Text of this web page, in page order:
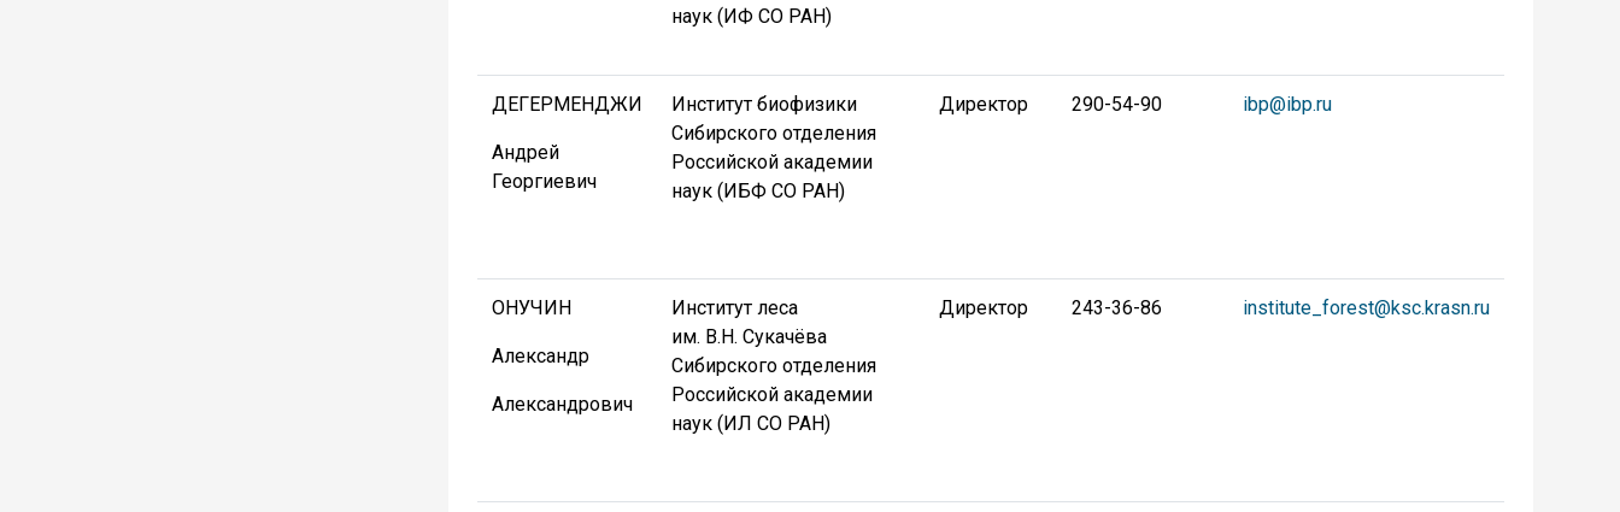
наук (ИФ СО РАН)
ДЕГЕРМЕНДЖИ
Андрей
Георгиевич
Институт биофизики
Сибирского отделения
Российской академии
наук (ИБФ СО РАН)
Директор 290-54-90 ibp@ibp.ru
ОНУЧИН
Александр
Александрович
Институт леса
им. В.Н. Сукачёва
Сибирского отделения
Российской академии
наук (ИЛ СО РАН)
Директор 243-36-86 institute_forest@ksc.krasn.ru